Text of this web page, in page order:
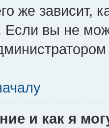
же зависит,
Если вы не
и как я